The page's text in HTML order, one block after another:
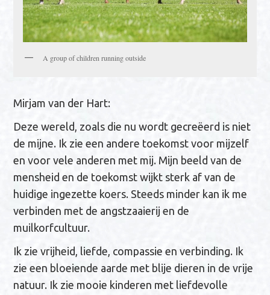
A group of children running outside
Mirjam van der Hart:
Deze wereld, zoals die nu wordt gecreëerd is niet
de mijne. Ik zie een andere toekomst voor mijzelf
en voor vele anderen met mij. Mijn beeld van de
mensheid en de toekomst wijkt sterk af van de
huidige ingezette koers. Steeds minder kan ik me
verbinden met de angstzaaierij en de
muilkorfcultuur.
Ik zie vrijheid, liefde, compassie en verbinding. Ik
zie een bloeiende aarde met blije dieren in de vrije
natuur. Ik zie mooie kinderen met liefdevolle